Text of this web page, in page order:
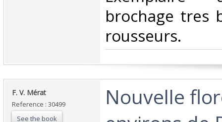
brochage tres
rousseurs.‎
‎F. V. Mérat‎
Reference : 30499
See the book
‎Nouvelle